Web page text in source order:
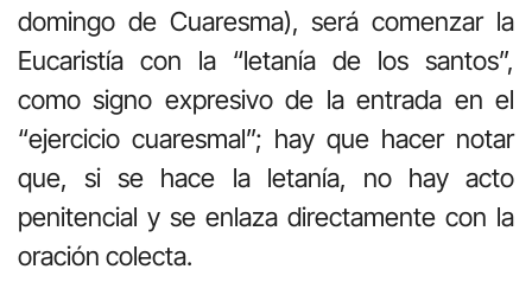
domingo de Cuaresma), será comenzar la
Eucaristía con la “letanía de los santos”,
como signo expresivo de la entrada en el
“ejercicio cuaresmal”; hay que hacer notar
que, si se hace la letanía, no hay acto
penitencial y se enlaza directamente con la
oración colecta.